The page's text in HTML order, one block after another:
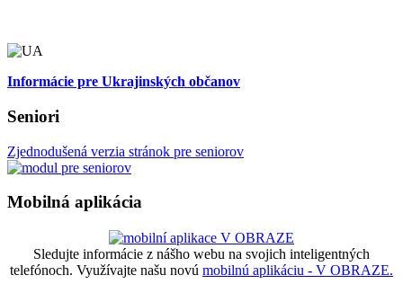
Informácie pre Ukrajinských občanov
Seniori
Zjednodušená verzia stránok pre seniorov
Mobilná aplikácia
Sledujte informácie z nášho webu na svojich inteligentných
telefónoch. Využívajte našu novú mobilnú aplikáciu - V OBRAZE.